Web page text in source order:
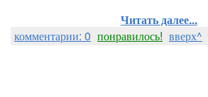
Читать далее...
комментарии: 0 понравилось! вверх^